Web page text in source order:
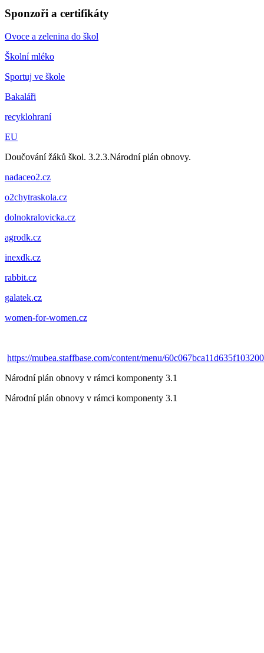
Sponzoři a certifikáty
Ovoce a zelenina do škol
Školní mléko
Sportuj ve škole
Bakaláři
recyklohraní
EU
Doučování žáků škol. 3.2.3.Národní plán obnovy.
nadaceo2.cz
o2chytraskola.cz
dolnokralovicka.cz
agrodk.cz
inexdk.cz
rabbit.cz
galatek.cz
women-for-women.cz
https://mubea.staffbase.com/content/menu/
Národní plán obnovy v rámci komponenty 3.1
Národní plán obnovy v rámci komponenty 3.1